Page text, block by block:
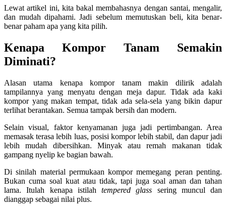
Lewat artikel ini, kita bakal membahasnya dengan santai, mengalir,
dan mudah dipahami. Jadi sebelum memutuskan beli, kita benar-
benar paham apa yang kita pilih.
Kenapa Kompor Tanam Semakin
Diminati?
Alasan utama kenapa kompor tanam makin dilirik adalah
tampilannya yang menyatu dengan meja dapur. Tidak ada kaki
kompor yang makan tempat, tidak ada sela-sela yang bikin dapur
terlihat berantakan. Semua tampak bersih dan modern.
Selain visual, faktor kenyamanan juga jadi pertimbangan. Area
memasak terasa lebih luas, posisi kompor lebih stabil, dan dapur jadi
lebih mudah dibersihkan. Minyak atau remah makanan tidak
gampang nyelip ke bagian bawah.
Di sinilah material permukaan kompor memegang peran penting.
Bukan cuma soal kuat atau tidak, tapi juga soal aman dan tahan
lama. Itulah kenapa istilah tempered glass sering muncul dan
dianggap sebagai nilai plus.